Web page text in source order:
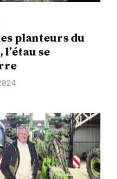
planteurs du
l’étau se